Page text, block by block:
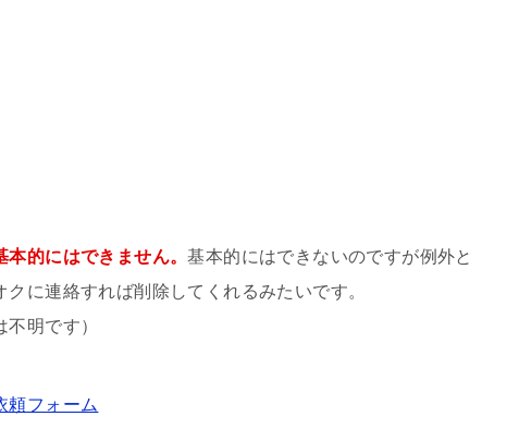
本的にはできません。基本的にはできないのですが例外と
に連絡すれば削除してくれるみたいです。
明です）
頼フォーム